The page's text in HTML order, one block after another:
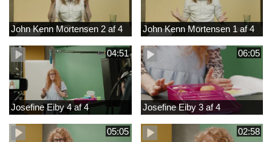
John Kenn Mortensen 2 af 4 John Kenn Mortensen 1 af 4
04:51
Josefine Eiby 4 af 4
06:05
Josefine Eiby 3 af 4
05:05 02:58